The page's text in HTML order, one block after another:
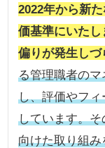
2022年から新
価基準にいた
偏りが発生し
る管理職者の
し、評価やフ
しています。そ
向けた取り組